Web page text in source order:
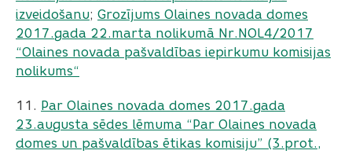
izveidošanu; Grozījums Olaines novada domes
2017.gada 22.marta nolikumā Nr.NOL4/2017
“Olaines novada pašvaldības iepirkumu komisijas
nolikums“
11. Par Olaines novada domes 2017.gada
23.augusta sēdes lēmuma “Par Olaines novada
domes un pašvaldības ētikas komisiju” (3.prot.,